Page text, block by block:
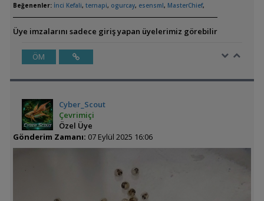
Beğenenler: İnci Kefali, ternapi, ogurcay, esensml, MasterChief,
Üye imzalarını sadece giriş yapan üyelerimiz görebilir
ÖM
Cyber_Scout
Çevrimiçi
Özel Üye
Gönderim Zamanı: 07 Eylül 2025 16:06